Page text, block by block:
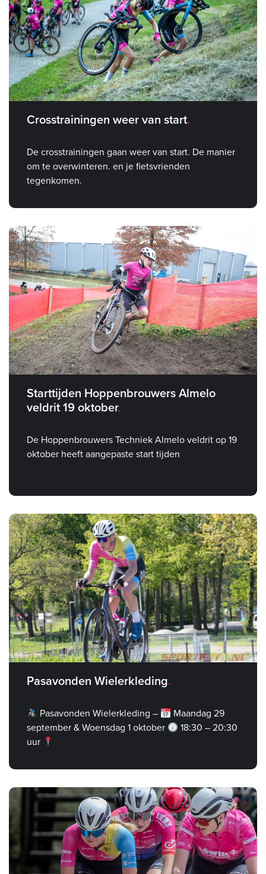
Crosstrainingen weer van start
De crosstrainingen gaan weer van start. De manier
om te overwinteren. en je fietsvrienden
tegenkomen.
Starttijden Hoppenbrouwers Almelo
veldrit 19 oktober
De Hoppenbrouwers Techniek Almelo veldrit op 19
oktober heeft aangepaste start tijden
Pasavonden Wielerkleding
Pasavonden Wielerkleding –
Maandag 29
september & Woensdag 1 oktober
18:30 – 20:30
uur